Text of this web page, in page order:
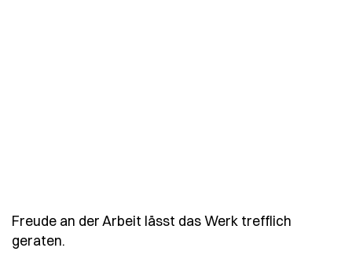
Freude an der Arbeit lässt das Werk trefflich
geraten.